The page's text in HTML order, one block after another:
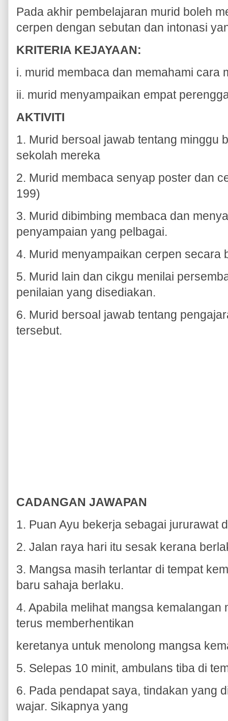
Pada akhir pembelajaran murid boleh
cerpen dengan sebutan dan intonasi
KRITERIA KEJAYAAN:
i. murid membaca dan memahami cara
ii. murid menyampaikan empat
AKTIVITI
1. Murid bersoal jawab tentang minggu
sekolah mereka
2. Murid membaca senyap poster dan
199)
3. Murid dibimbing membaca dan
penyampaian yang pelbagai.
4. Murid menyampaikan cerpen secara
5. Murid lain dan cikgu menilai
penilaian yang disediakan.
6. Murid bersoal jawab tentang
tersebut.
CADANGAN JAWAPAN
1. Puan Ayu bekerja sebagai jururawat
2. Jalan raya hari itu sesak kerana
3. Mangsa masih terlantar di tempat
baru sahaja berlaku.
4. Apabila melihat mangsa kemalangan
terus memberhentikan
keretanya untuk menolong mangsa
5. Selepas 10 minit, ambulans tiba di
6. Pada pendapat saya, tindakan yang
wajar. Sikapnya yang